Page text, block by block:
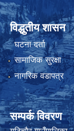
विद्धुतीय शासन
घटना दर्ता
सामाजिक सुरक्षा
नागरिक वडापत्र
सम्पर्क विवरण